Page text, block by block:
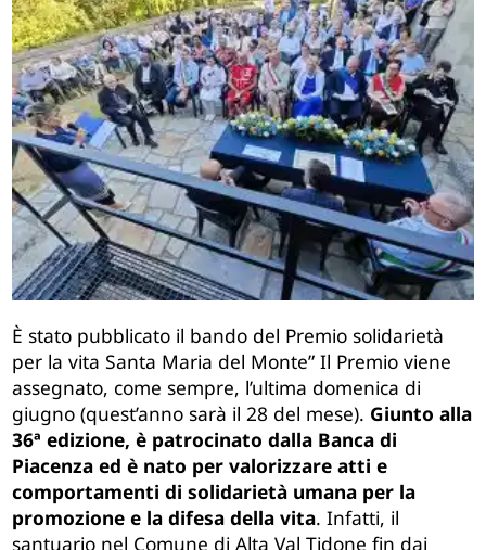
È stato pubblicato il bando del Premio solidarietà
per la vita Santa Maria del Monte” Il Premio viene
assegnato, come sempre, l’ultima domenica di
giugno (quest’anno sarà il 28 del mese). Giunto alla
36ª edizione, è patrocinato dalla Banca di
Piacenza ed è nato per valorizzare atti e
comportamenti di solidarietà umana per la
promozione e la difesa della vita. Infatti, il
santuario nel Comune di Alta Val Tidone fin dai